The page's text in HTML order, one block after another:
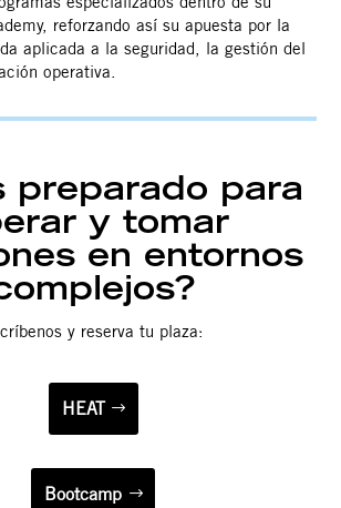
reforzando así su apuesta por la
aplicada a la seguridad, la gestión del
operativa.
preparado para
y tomar
en entornos
y reserva tu plaza:
HEAT
Bootcamp